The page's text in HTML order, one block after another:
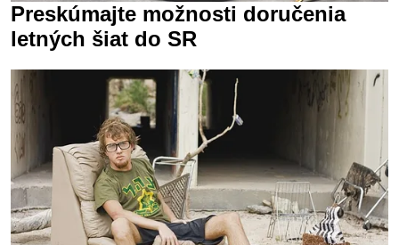
Preskúmajte možnosti doručenia
letných šiat do SR